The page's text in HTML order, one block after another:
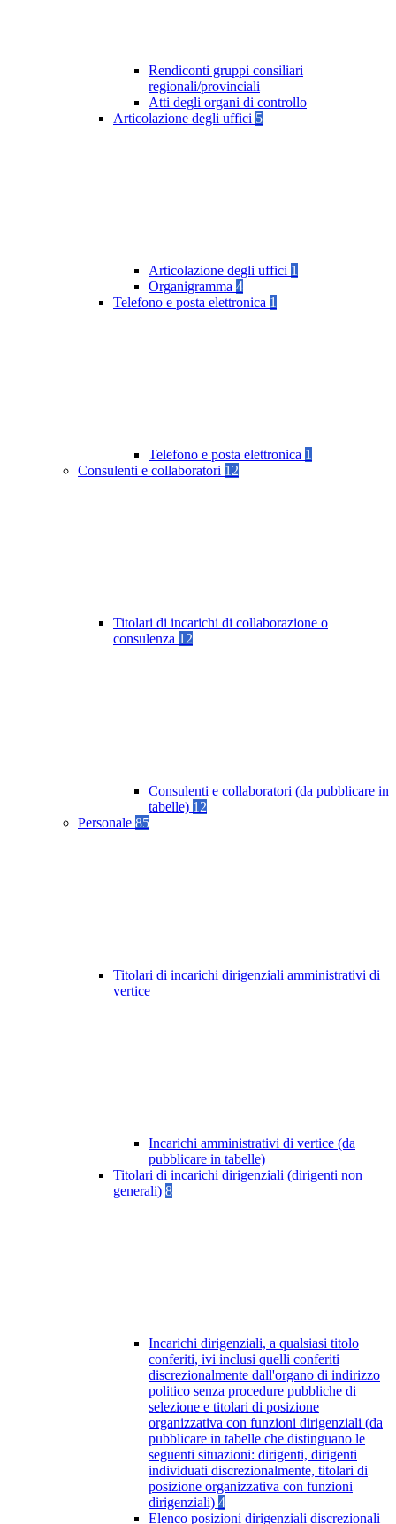
Rendiconti gruppi consiliari
regionali/provinciali
Atti degli organi di controllo
Articolazione degli uffici 5
Articolazione degli uffici 1
Organigramma 4
Telefono e posta elettronica 1
Telefono e posta elettronica 1
Consulenti e collaboratori 12
Titolari di incarichi di collaborazione o
consulenza 12
Consulenti e collaboratori (da pubblicare in
tabelle) 12
Personale 85
Titolari di incarichi dirigenziali amministrativi di
vertice
Incarichi amministrativi di vertice (da
pubblicare in tabelle)
Titolari di incarichi dirigenziali (dirigenti non
generali) 8
Incarichi dirigenziali, a qualsiasi titolo
conferiti, ivi inclusi quelli conferiti
discrezionalmente dall'organo di indirizzo
politico senza procedure pubbliche di
selezione e titolari di posizione
organizzativa con funzioni dirigenziali (da
pubblicare in tabelle che distinguano le
seguenti situazioni: dirigenti, dirigenti
individuati discrezionalmente, titolari di
posizione organizzativa con funzioni
dirigenziali) 4
Elenco posizioni dirigenziali discrezionali